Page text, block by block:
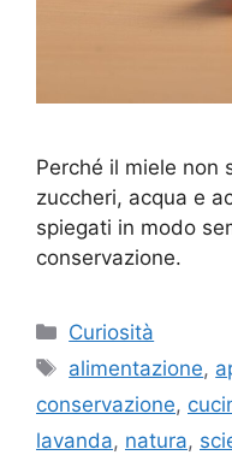
Perché il miele non
zuccheri, acqua e
spiegati in modo
conservazione.
Categorie
Curiosità
Tag
alimentazione,
conservazione,
lavanda, natura,